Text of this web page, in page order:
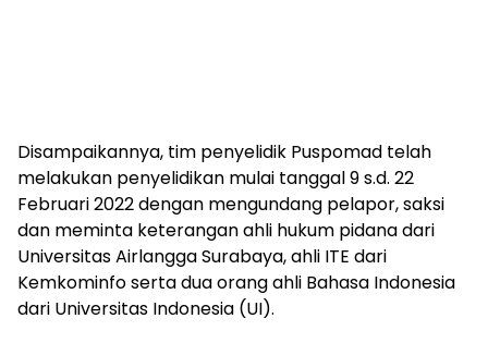
Disampaikannya, tim penyelidik Puspomad telah
melakukan penyelidikan mulai tanggal 9 s.d. 22
Februari 2022 dengan mengundang pelapor, saksi
dan meminta keterangan ahli hukum pidana dari
Universitas Airlangga Surabaya, ahli ITE dari
Kemkominfo serta dua orang ahli Bahasa Indonesia
dari Universitas Indonesia (UI).